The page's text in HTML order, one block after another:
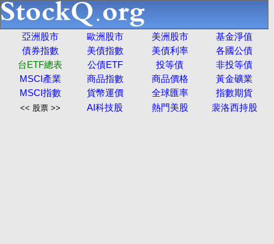
亞洲股市 歐洲股市 美洲股市
基金淨值
債券指數
美債指數 美債利率
各國公債
台ETF總表
公債ETF 投等債
非投等債
MSCI產業
商品指數 商品價格
黃金礦業
MSCI指數
貨幣運價 全球匯率 指數期貨
<< 股票 >> AI科技股 熱門美股 裴洛西持股